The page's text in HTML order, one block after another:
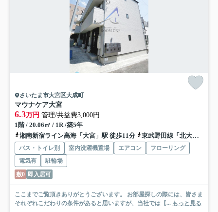
さいたま市大宮区大成町
マウナケア大宮
6.3万円 管理/共益費3,000円
1階 / 20.06㎡ / 1R /築5年
湘南新宿ライン高海「大宮」駅 徒歩11分
東武野田線「北大宮」駅 徒歩21分
バス・トイレ別 室内洗濯機置場 エアコン
フローリング
電気有
駐輪場
敷0 即入居可
ここまでご覧頂きありがとうございます。 お部屋探しの際には、皆さま
それぞれこだわりの条件があると思いますが、当社では【... もっと見る